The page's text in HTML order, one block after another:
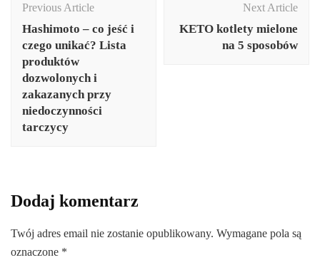
Navigation
Previous Article
Hashimoto – co jeść i
czego unikać? Lista
produktów
dozwolonych i
zakazanych przy
niedoczynności
tarczycy
Next Article
KETO kotlety mielone
na 5 sposobów
Dodaj komentarz
Twój adres email nie zostanie opublikowany. Wymagane pola są
oznaczone *